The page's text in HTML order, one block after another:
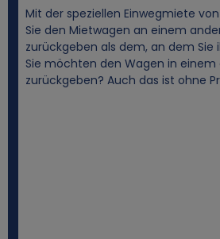
Mit der speziellen Einwegmiete
Sie den Mietwagen an einem
zurückgeben als dem, an dem Sie
Sie möchten den Wagen in einem
zurückgeben? Auch das ist ohne